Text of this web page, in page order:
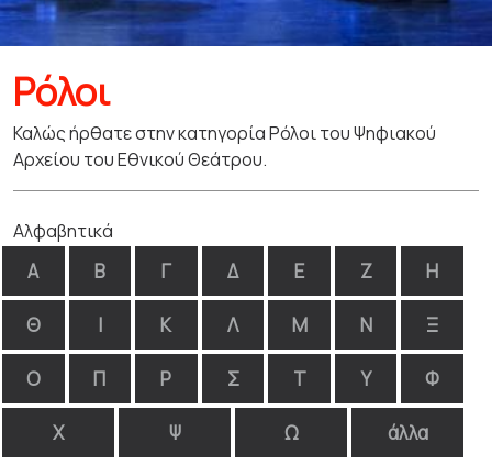
Ρόλοι
Καλώς ήρθατε στην κατηγορία Ρόλοι του Ψηφιακού
Αρχείου του Εθνικού Θεάτρου.
Αλφαβητικά
Α Β Γ Δ Ε Ζ Η
Θ Ι Κ Λ Μ Ν Ξ
Ο Π Ρ Σ Τ Υ Φ
Χ Ψ Ω άλλα